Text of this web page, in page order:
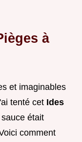
à
et imaginables
tenté cet Ides
était
comment